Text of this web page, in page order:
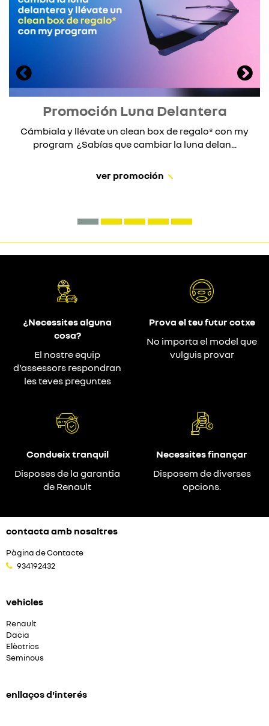
Promoción Luna Delantera
Cámbiala y llévate un clean box de regalo* con my
program ¿Sabías que cambiar la luna delan...
ver promoción
¿Necessites alguna
cosa?
El nostre equip
d'assessors respondran
les teves preguntes
Prova el teu futur cotxe
No importa el model que
vulguis provar
Condueix tranquil
Disposes de la garantia
de Renault
Necessites finançar
Disposem de diverses
opcions.
contacta amb nosaltres
Pàgina de Contacte
934192432
vehicles
Renault
Dacia
Elèctrics
Seminous
enllaços d'interés